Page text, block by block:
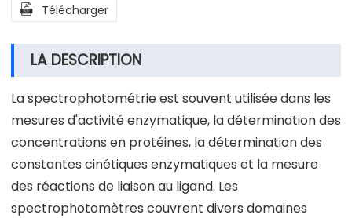
 Télécharger
LA DESCRIPTION
La spectrophotométrie est souvent utilisée dans les
mesures d'activité enzymatique, la détermination des
concentrations en protéines, la détermination des
constantes cinétiques enzymatiques et la mesure
des réactions de liaison au ligand. Les
spectrophotomètres couvrent divers domaines